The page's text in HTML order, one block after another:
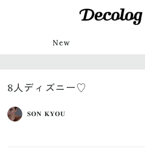
New
8人ディズニー♡
𝐒𝐎𝐍 𝐊𝐘𝐎𝐔